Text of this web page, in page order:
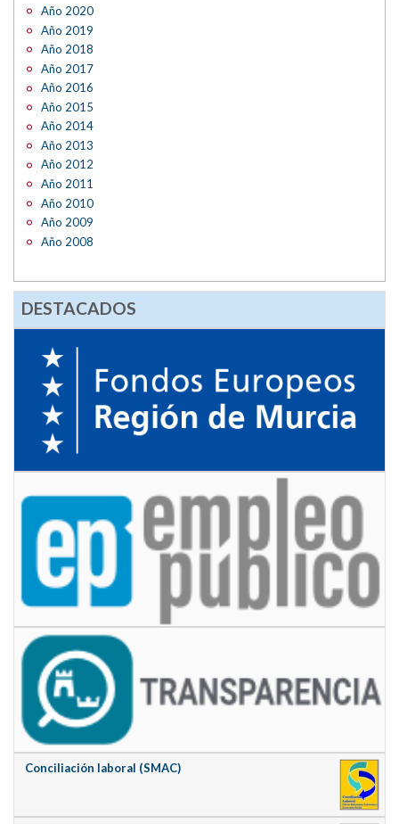
Año 2020
Año 2019
Año 2018
Año 2017
Año 2016
Año 2015
Año 2014
Año 2013
Año 2012
Año 2011
Año 2010
Año 2009
Año 2008
DESTACADOS
Conciliación laboral (SMAC)